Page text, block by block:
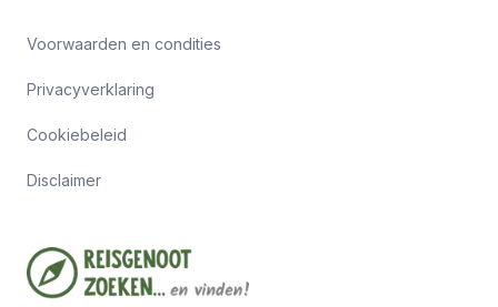
Voorwaarden en condities
Privacyverklaring
Cookiebeleid
Disclaimer